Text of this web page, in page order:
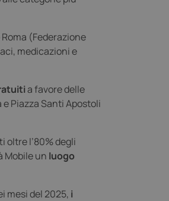
(Federazione
medicazioni e
a favore delle
Piazza Santi Apostoli
oltre l’80% degli
Mobile un luogo
mesi del 2025, i